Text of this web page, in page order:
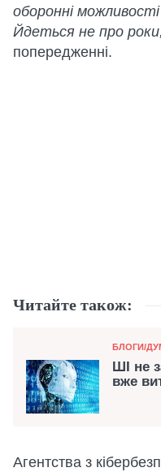
оборонні
Йдеться не про
попередженні.
Читайте також:
Категорія
БЛОГИ/
ШІ не
вже
Агентства з